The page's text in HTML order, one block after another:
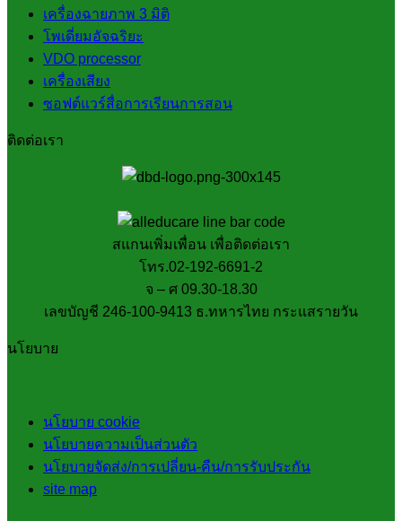
เครื่องฉายภาพ 3 มิติ
โพเดี่ยมอัจฉริยะ
VDO processor
เครื่องเสียง
ซอฟต์แวร์สื่อการเรียนการสอน
ติดต่อเรา
สแกนเพิ่มเพื่อน เพื่อติดต่อเรา
โทร.02-192-6691-2
จ – ศ 09.30-18.30
เลขบัญชี 246-100-9413 ธ.ทหารไทย กระแสรายวัน
นโยบาย
นโยบาย cookie
นโยบายความเป็นส่วนตัว
นโยบายจัดส่ง/การเปลี่ยน-คืน/การรับประกัน
site map